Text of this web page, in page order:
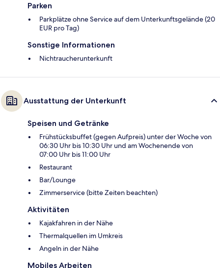
Parken
Parkplätze ohne Service auf dem Unterkunftsgelände (20
EUR pro Tag)
Sonstige Informationen
Nichtraucherunterkunft
Ausstattung der Unterkunft
Speisen und Getränke
Frühstücksbuffet (gegen Aufpreis) unter der Woche von
06:30 Uhr bis 10:30 Uhr und am Wochenende von
07:00 Uhr bis 11:00 Uhr
Restaurant
Bar/Lounge
Zimmerservice (bitte Zeiten beachten)
Aktivitäten
Kajakfahren in der Nähe
Thermalquellen im Umkreis
Angeln in der Nähe
Mobiles Arbeiten